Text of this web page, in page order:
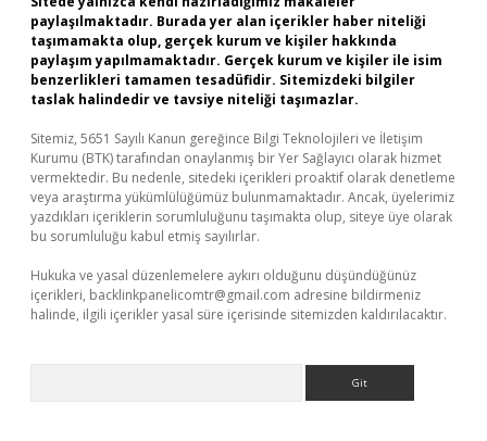
paylaşılmaktadır. Burada yer alan içerikler haber niteliği
taşımamakta olup, gerçek kurum ve kişiler hakkında
paylaşım yapılmamaktadır. Gerçek kurum ve kişiler ile isim
benzerlikleri tamamen tesadüfidir. Sitemizdeki bilgiler
taslak halindedir ve tavsiye niteliği taşımazlar.
Sitemiz, 5651 Sayılı Kanun gereğince Bilgi Teknolojileri ve İletişim
Kurumu (BTK) tarafından onaylanmış bir Yer Sağlayıcı olarak hizmet
vermektedir. Bu nedenle, sitedeki içerikleri proaktif olarak denetleme
veya araştırma yükümlülüğümüz bulunmamaktadır. Ancak, üyelerimiz
yazdıkları içeriklerin sorumluluğunu taşımakta olup, siteye üye olarak
bu sorumluluğu kabul etmiş sayılırlar.
Hukuka ve yasal düzenlemelere aykırı olduğunu düşündüğünüz
içerikleri, backlinkpanelicomtr@gmail.com adresine bildirmeniz
halinde, ilgili içerikler yasal süre içerisinde sitemizden kaldırılacaktır.